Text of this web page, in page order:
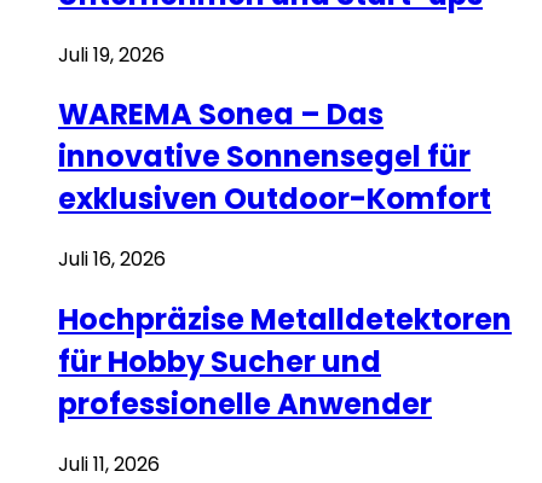
Juli 19, 2026
WAREMA Sonea – Das
innovative Sonnensegel für
exklusiven Outdoor-Komfort
Juli 16, 2026
Hochpräzise Metalldetektoren
für Hobby Sucher und
professionelle Anwender
Juli 11, 2026